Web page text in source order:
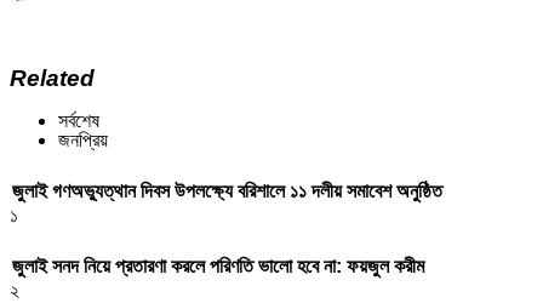
Related
সর্বশেষ
জনপ্রিয়
জুলাই গণঅভ্যুত্থান দিবস উপলক্ষ্যে বরিশালে ১১ দলীয় সমাবেশ অনুষ্ঠিত
১
জুলাই সনদ নিয়ে প্রতারণা করলে পরিণতি ভালো হবে না: ফয়জুল করীম
২